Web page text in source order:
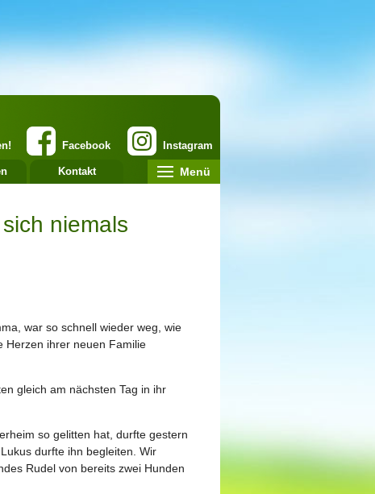
Instagram
Facebook
Kontakt Menü
niemals
war so schnell wieder weg, wie
Herzen ihrer neuen Familie
gleich am nächsten Tag in ihr
so gelitten hat, durfte gestern
durfte ihn begleiten. Wir
Rudel von bereits zwei Hunden